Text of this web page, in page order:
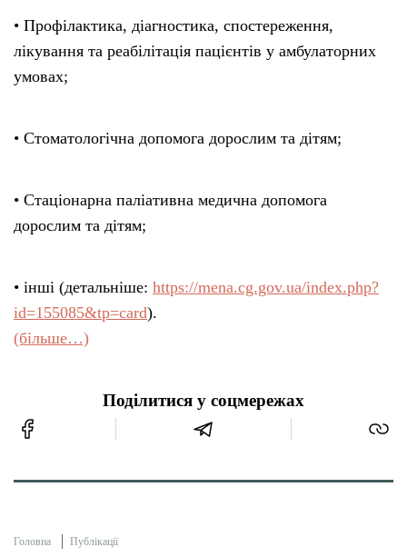
• Профілактика, діагностика, спостереження,
лікування та реабілітація пацієнтів у амбулаторних
умовах;
• Стоматологічна допомога дорослим та дітям;
• Стаціонарна паліативна медична допомога
дорослим та дітям;
• інші (детальніше: https://mena.cg.gov.ua/index.php?
id=155085&tp=card).
(більше…)
Поділитися у соцмережах
Головна Публікації